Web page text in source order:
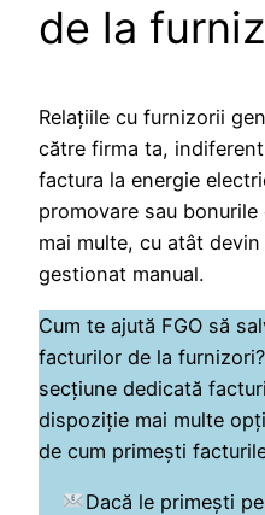
de la
Relațiile cu furnizorii
către firma ta,
factura la energie
promovare sau
mai multe, cu atât
gestionat manual.
Cum te ajută FGO să
facturilor de la
secțiune dedicată
dispoziție mai multe
de cum primeşti
Dacă le primeşti